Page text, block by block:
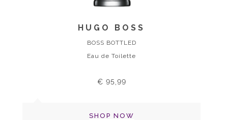
HUGO BOSS
BOSS BOTTLED
Eau de Toilette
€ 95,99
SHOP NOW